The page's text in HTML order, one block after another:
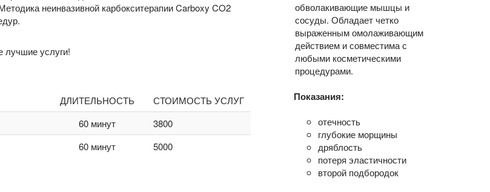
неинвазивной карбокситерапии Carboxy CO2
услуги!
ДЛИТЕЛЬНОСТЬ
СТОИМОСТЬ УСЛУГ
60 минут
3800
60 минут 5000
обволакивающие мышцы и
сосуды. Обладает четко
выраженным омолаживающим
действием и совместима с
любыми косметическими
процедурами.
Показания:
отечность
глубокие морщины
дряблость
потеря эластичности
второй подбородок